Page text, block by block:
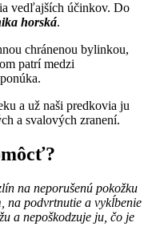
vedľajších účinkov. Do
horská.
chránenou bylinkou,
patrí medzi
a už naši predkovia ju
a svalových zranení.
na neporušenú pokožku
na podvrtnutie a vykĺbenie
a nepoškodzuje ju, čo je